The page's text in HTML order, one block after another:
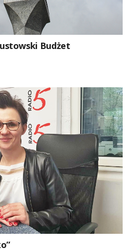
Budżet